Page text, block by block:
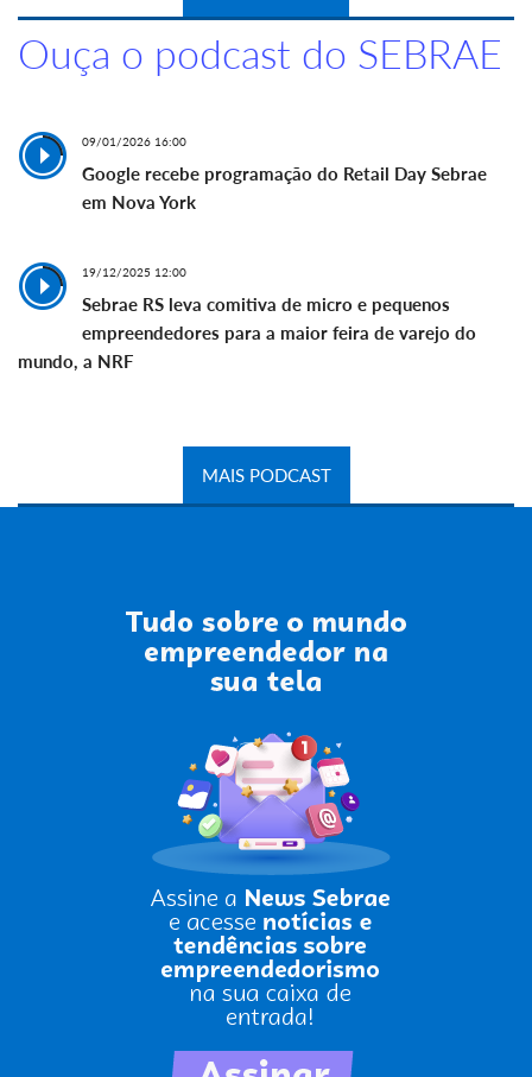
Ouça o podcast do SEBRAE
09/01/2026 16:00
Google recebe programação do Retail Day Sebrae
em Nova York
19/12/2025 12:00
Sebrae RS leva comitiva de micro e pequenos
empreendedores para a maior feira de varejo do
mundo, a NRF
MAIS PODCAST